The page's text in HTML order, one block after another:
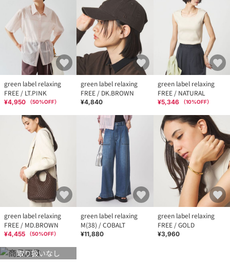
green label relaxing
FREE / LT.PINK
¥4,950 （50%OFF）
green label relaxing
FREE / DK.BROWN
¥4,840
green label relaxing
FREE / NATURAL
¥5,346 （10%OFF）
green label relaxing
FREE / MD.BROWN
¥4,455 （50%OFF）
green label relaxing
M(38) / COBALT
¥11,880
green label relaxing
FREE / GOLD
¥3,960
取り扱いなし